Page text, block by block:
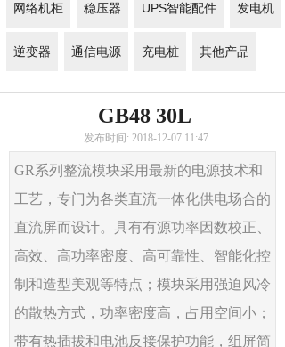
网络机柜 稳压器 UPS智能配件 发电机
逆变器 通信电源 充电桩 其他产品
GB48 30L
发布时间: 2018-12-07 11:47
GR系列整流模块采用最新的电源技术和
工艺，专门为各类直流一体化供电场合的
直流屏而设计。具有有源功率因数校正、
高效、高功率密度、高可靠性、智能化控
制和造型美观等特点；模块采用强迫风冷
的散热方式，功率密度高，占用空间小；
带有热插拔和电池反接保护功能，组屏简